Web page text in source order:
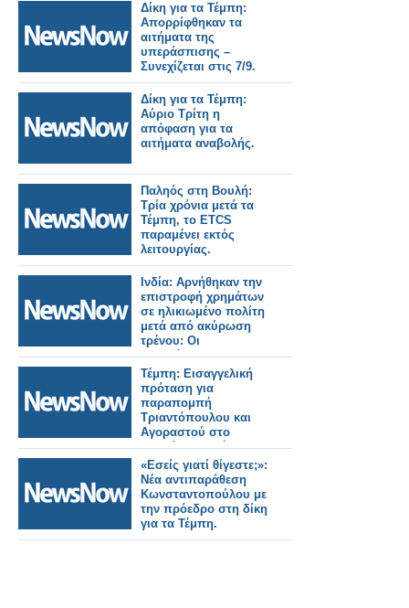
Δίκη για τα Τέμπη:
Απορρίφθηκαν τα
αιτήματα της
υπεράσπισης –
Συνεχίζεται στις 7/9.
Δίκη για τα Τέμπη:
Αύριο Τρίτη η
απόφαση για τα
αιτήματα αναβολής.
Παληός στη Βουλή:
Τρία χρόνια μετά τα
Τέμπη, το ETCS
παραμένει εκτός
λειτουργίας.
Ινδία: Αρνήθηκαν την
επιστροφή χρημάτων
σε ηλικιωμένο πολίτη
μετά από ακύρωση
τρένου: Οι
σιδηρόδρομοι
διατάχθηκαν να
καταβάλουν
αποζημίωση 25.000
Ρουπίες.
Τέμπη: Εισαγγελική
πρόταση για
παραπομπή
Τριαντόπουλου και
Αγοραστού στο
Ειδικό Δικαστήριο.
«Εσείς γιατί θίγεστε;»:
Νέα αντιπαράθεση
Κωνσταντοπούλου με
την πρόεδρο στη δίκη
για τα Τέμπη.